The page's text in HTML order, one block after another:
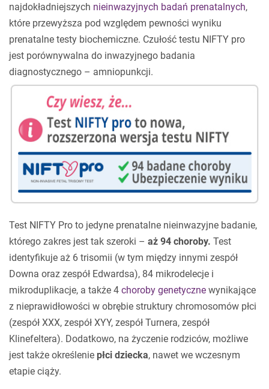
najdokładniejszych nieinwazyjnych badań prenatalnych,
które przewyższa pod względem pewności wyniku
prenatalne testy biochemiczne. Czułość testu NIFTY pro
jest porównywalna do inwazyjnego badania
diagnostycznego – amniopunkcji.
Test NIFTY Pro to jedyne prenatalne nieinwazyjne badanie,
którego zakres jest tak szeroki – aż 94 choroby. Test
identyfikuje aż 6 trisomii (w tym między innymi zespół
Downa oraz zespół Edwardsa), 84 mikrodelecje i
mikroduplikacje, a także 4 choroby genetyczne wynikające
z nieprawidłowości w obrębie struktury chromosomów płci
(zespół XXX, zespół XYY, zespół Turnera, zespół
Klinefeltera). Dodatkowo, na życzenie rodziców, możliwe
jest także określenie płci dziecka, nawet we wczesnym
etapie ciąży.